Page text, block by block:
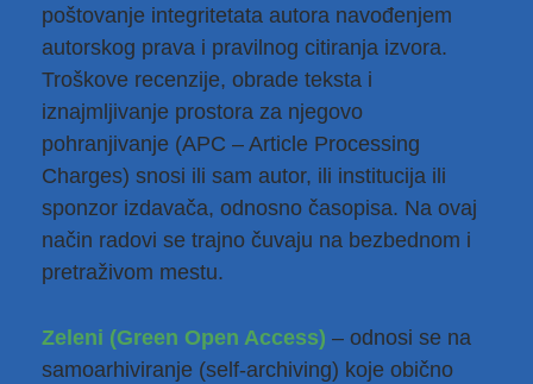
poštovanje integritetata autora navođenjem
autorskog prava i pravilnog citiranja izvora.
Troškove recenzije, obrade teksta i
iznajmljivanje prostora za njegovo
pohranjivanje (APC – Article Processing
Charges) snosi ili sam autor, ili institucija ili
sponzor izdavača, odnosno časopisa. Na ovaj
način radovi se trajno čuvaju na bezbednom i
pretraživom mestu.
Zeleni (Green Open Access) – odnosi se na
samoarhiviranje (self-archiving) koje obično